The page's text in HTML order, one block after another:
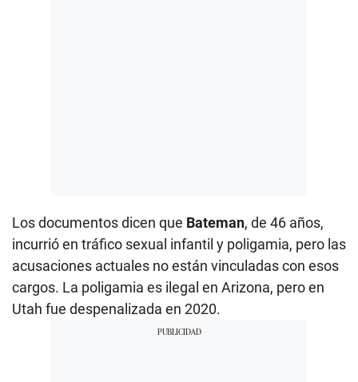
Los documentos dicen que Bateman, de 46 años,
incurrió en tráfico sexual infantil y poligamia, pero las
acusaciones actuales no están vinculadas con esos
cargos. La poligamia es ilegal en Arizona, pero en
Utah fue despenalizada en 2020.